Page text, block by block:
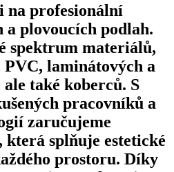
na profesionální
a plovoucích podlah.
spektrum materiálů,
laminátových a
také koberců. S
pracovníků a
zaručujeme
splňuje estetické
prostoru. Díky